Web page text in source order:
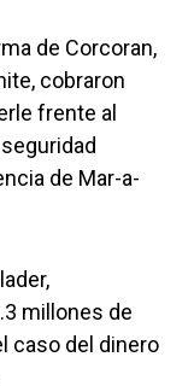
de Corcoran,
cobraron
frente al
de Mar-a-
millones de
caso del dinero